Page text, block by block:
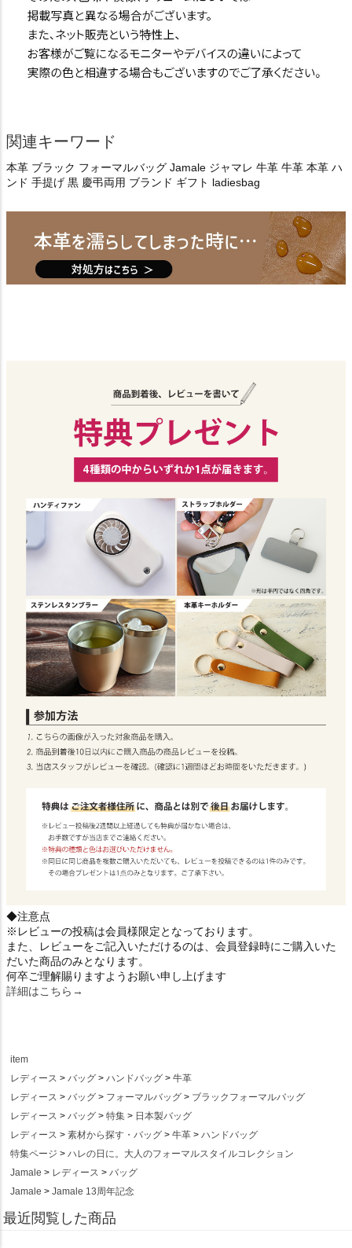
関連キーワード
本革 ブラック フォーマルバッグ Jamale ジャマレ 牛革 牛革 本革 ハ
ンド 手提げ 黒 慶弔両用 ブランド ギフト ladiesbag
◆注意点
※レビューの投稿は会員様限定となっております。
また、レビューをご記入いただけるのは、会員登録時にご購入いた
だいた商品のみとなります。
何卒ご理解賜りますようお願い申し上げます
詳細はこちら→
item
レディース
バッグ ハンドバッグ
牛革
レディース
バッグ フォーマルバッグ
ブラックフォーマルバッグ
レディース
バッグ 特集
日本製バッグ
レディース
素材から探す・バッグ 牛革
ハンドバッグ
特集ページ
ハレの日に。大人のフォーマルスタイルコレクション
Jamale
レディース
バッグ
Jamale
Jamale 13周年記念
最近閲覧した商品